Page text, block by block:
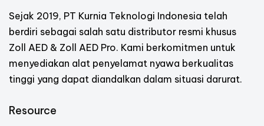
Sejak 2019, PT Kurnia Teknologi Indonesia telah
berdiri sebagai salah satu distributor resmi khusus
Zoll AED & Zoll AED Pro. Kami berkomitmen untuk
menyediakan alat penyelamat nyawa berkualitas
tinggi yang dapat diandalkan dalam situasi darurat.
Resource